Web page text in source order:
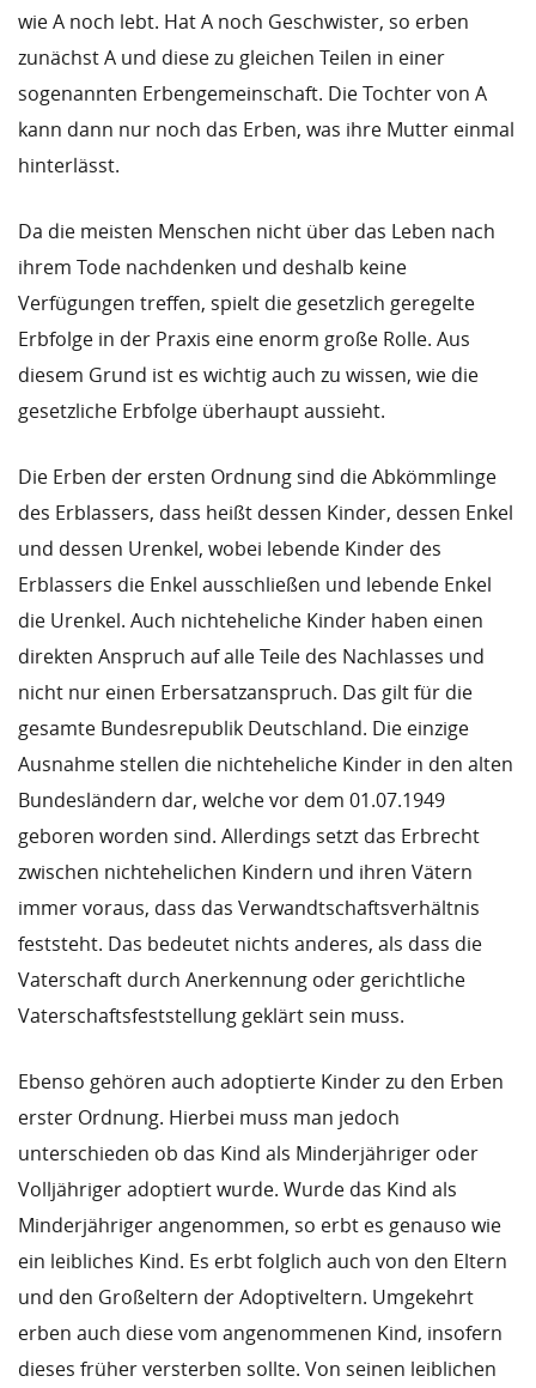
wie A noch lebt. Hat A noch Geschwister, so erben
zunächst A und diese zu gleichen Teilen in einer
sogenannten Erbengemeinschaft. Die Tochter von A
kann dann nur noch das Erben, was ihre Mutter einmal
hinterlässt.
Da die meisten Menschen nicht über das Leben nach
ihrem Tode nachdenken und deshalb keine
Verfügungen treffen, spielt die gesetzlich geregelte
Erbfolge in der Praxis eine enorm große Rolle. Aus
diesem Grund ist es wichtig auch zu wissen, wie die
gesetzliche Erbfolge überhaupt aussieht.
Die Erben der ersten Ordnung sind die Abkömmlinge
des Erblassers, dass heißt dessen Kinder, dessen Enkel
und dessen Urenkel, wobei lebende Kinder des
Erblassers die Enkel ausschließen und lebende Enkel
die Urenkel. Auch nichteheliche Kinder haben einen
direkten Anspruch auf alle Teile des Nachlasses und
nicht nur einen Erbersatzanspruch. Das gilt für die
gesamte Bundesrepublik Deutschland. Die einzige
Ausnahme stellen die nichteheliche Kinder in den alten
Bundesländern dar, welche vor dem 01.07.1949
geboren worden sind. Allerdings setzt das Erbrecht
zwischen nichtehelichen Kindern und ihren Vätern
immer voraus, dass das Verwandtschaftsverhältnis
feststeht. Das bedeutet nichts anderes, als dass die
Vaterschaft durch Anerkennung oder gerichtliche
Vaterschaftsfeststellung geklärt sein muss.
Ebenso gehören auch adoptierte Kinder zu den Erben
erster Ordnung. Hierbei muss man jedoch
unterschieden ob das Kind als Minderjähriger oder
Volljähriger adoptiert wurde. Wurde das Kind als
Minderjähriger angenommen, so erbt es genauso wie
ein leibliches Kind. Es erbt folglich auch von den Eltern
und den Großeltern der Adoptiveltern. Umgekehrt
erben auch diese vom angenommenen Kind, insofern
dieses früher versterben sollte. Von seinen leiblichen